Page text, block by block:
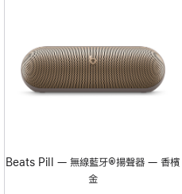
Beats Pill — 無線藍牙®揚聲器 — 香檳
金